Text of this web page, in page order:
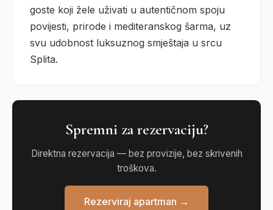
goste koji žele uživati u autentičnom spoju
povijesti, prirode i mediteranskog šarma, uz
svu udobnost luksuznog smještaja u srcu
Splita.
Spremni za rezervaciju?
Direktna rezervacija — bez provizije, bez skrivenih
troškova.
Rezerviraj apartman →